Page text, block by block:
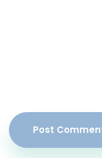
Post